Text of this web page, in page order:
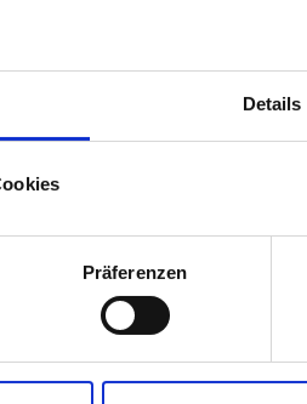
Details
Präferenzen
der
Produkt an und entwertet dafür
die ausgewiesenen CO₂-
kann dennoch Anteile
Begriffe:
Elektronisches Zertifikat zur
Gesamtmix des